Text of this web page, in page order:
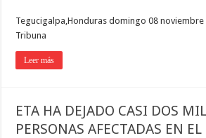
Tegucigalpa,Honduras domingo 08 noviembre
Tribuna
Leer más
ETA HA DEJADO CASI DOS
PERSONAS AFECTADAS EN EL